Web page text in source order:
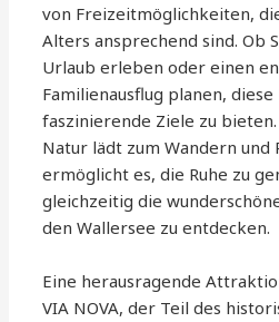
von Freizeitmöglichkeiten,
Alters ansprechend sind. Ob
Urlaub erleben oder einen
Familienausflug planen,
faszinierende Ziele zu
Natur lädt zum Wandern und
ermöglicht es, die Ruhe zu
gleichzeitig die
den Wallersee zu entdecken.
Eine herausragende
VIA NOVA, der Teil des